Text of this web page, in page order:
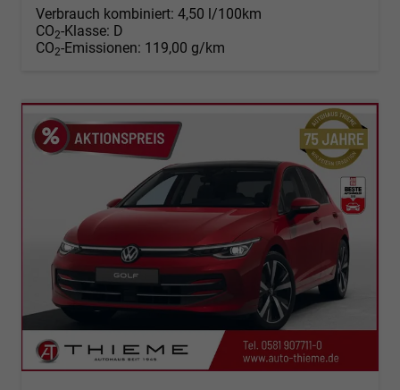
Verbrauch kombiniert: 4,50 l/100km
CO2-Klasse: D
CO2-Emissionen: 119,00 g/km